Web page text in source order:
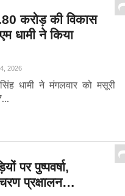
करोड़ की विकास
धामी ने किया
2026
धामी ने मंगलवार को मसूरी
पर पुष्पवर्षा,
प्रक्षालन…